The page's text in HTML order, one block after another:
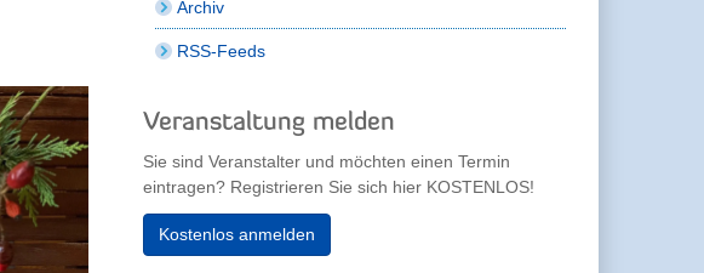
Archiv
RSS-Feeds
Veranstaltung melden
Sie sind Veranstalter und möchten einen Termin
eintragen? Registrieren Sie sich hier KOSTENLOS!
Kostenlos anmelden